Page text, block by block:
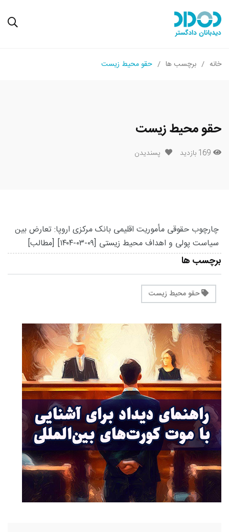
خانه برچسب ها حقو محیط زیست
حقو محیط زیست
169 بازدید پسندیدن
چارچوب حقوقی مأموریت اقلیمی بانک مرکزی اروپا: تعارض بین
سیاست پولی و اهداف محیط زیستی [۱۴۰۴-۰۳-۰۹] [مطالب]
برچسب ها
حقو محیط زیست